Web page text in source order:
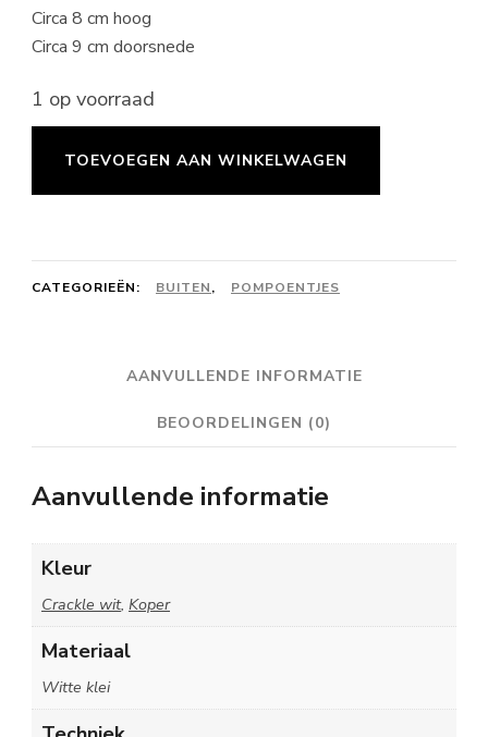
Circa 8 cm hoog
Circa 9 cm doorsnede
1 op voorraad
-
TOEVOEGEN AAN WINKELWAGEN
CATEGORIEËN: BUITEN, POMPOENTJES
AANVULLENDE INFORMATIE
BEOORDELINGEN (0)
Aanvullende informatie
Kleur
Crackle wit, Koper
Materiaal
Witte klei